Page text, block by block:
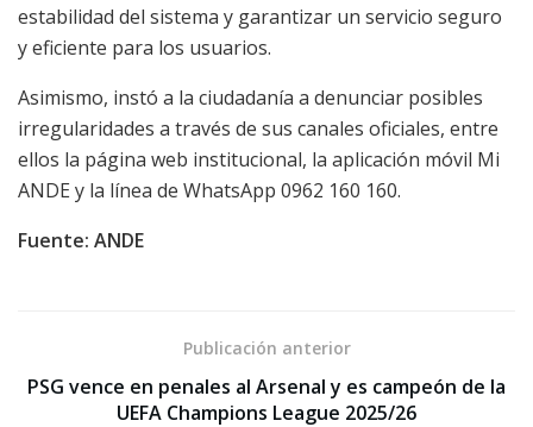
estabilidad del sistema y garantizar un servicio seguro
y eficiente para los usuarios.
Asimismo, instó a la ciudadanía a denunciar posibles
irregularidades a través de sus canales oficiales, entre
ellos la página web institucional, la aplicación móvil Mi
ANDE y la línea de WhatsApp 0962 160 160.
Fuente: ANDE
Publicación anterior
PSG vence en penales al Arsenal y es campeón de la
UEFA Champions League 2025/26